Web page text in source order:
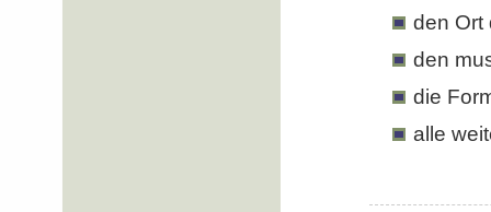
den Ort
den
die
alle